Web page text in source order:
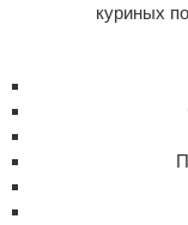
куриных